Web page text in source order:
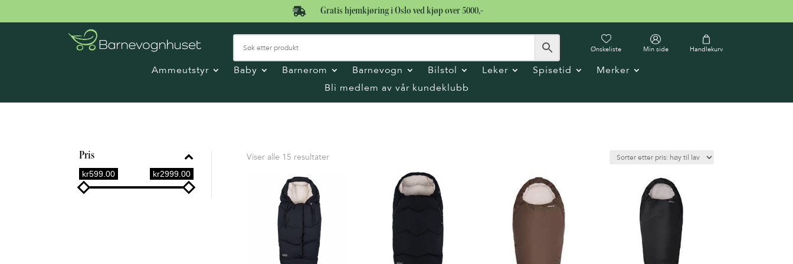
 Gratis hjemkjøring i Oslo ved kjøp over 5000,-
Ønskeliste Min side Handlekurv
Ammeutstyr Baby Barnerom Barnevogn Bilstol Leker Spisetid
Merker
Bli medlem av vår kundeklubb
Pris
kr599.00 kr2999.00
Viser alle 15 resultaterSortet